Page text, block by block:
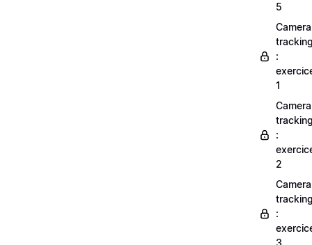
5
Camera
:
1
Camera
:
2
Camera
:
3